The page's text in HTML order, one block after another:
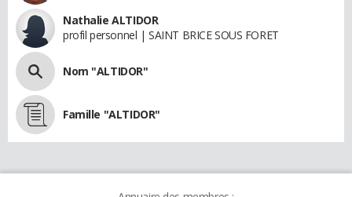
Nathalie ALTIDOR
profil personnel | SAINT BRICE SOUS FORET
Nom "ALTIDOR"
Famille "ALTIDOR"